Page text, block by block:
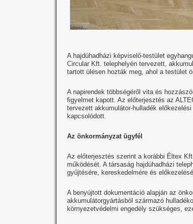
A hajdúhadházi képviselő-testület
Circular Kft. telephelyén tervezett,
tartott ülésen hozták meg, ahol a testület
A napirendek többségéről vita és
figyelmet kapott. Az előterjesztés az
tervezett akkumulátor-hulladék
kapcsolódott.
Az önkormányzat ügyfél
Az előterjesztés szerint a korábbi Éltex
működését. A társaság hajdúhadházi
gyűjtésére, kereskedelmére és
A benyújtott dokumentáció alapján az
akkumulátorgyártásból származó
környezetvédelmi engedély szükséges,